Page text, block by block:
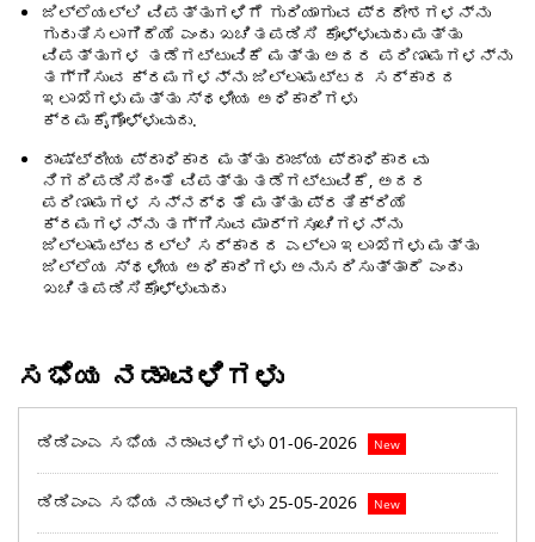
ಜಿಲ್ಲೆಯಲ್ಲಿ ವಿಪತ್ತುಗಳಿಗೆ ಗುರಿಯಾಗುವ ಪ್ರದೇಶಗಳನ್ನು
ಗುರುತಿಸಲಾಗಿದೆಯೆ ಎಂದು ಖಚಿತಪಡಿಸಿ ಕೊಳ್ಳುವುದು ಮತ್ತು
ವಿಪತ್ತುಗಳ ತಡೆಗಟ್ಟುವಿಕೆ ಮತ್ತು ಅದರ ಪರಿಣಾಮಗಳನ್ನು
ತಗ್ಗಿಸುವ ಕ್ರಮಗಳನ್ನು ಜಿಲ್ಲಾಮಟ್ಟದ ಸರ್ಕಾರದ
ಇಲಾಖೆಗಳು ಮತ್ತು ಸ್ಥಳೀಯ ಅಧಿಕಾರಿಗಳು
ಕ್ರಮಕೈಗೊಳ್ಳುವುದು.
ರಾಷ್ಟ್ರೀಯ ಪ್ರಾಧಿಕಾರ ಮತ್ತು ರಾಜ್ಯ ಪ್ರಾಧಿಕಾರವು
ನಿಗದಿಪಡಿಸಿದಂತೆ ವಿಪತ್ತು ತಡೆಗಟ್ಟುವಿಕೆ, ಅದರ
ಪರಿಣಾಮಗಳ ಸನ್ನದ್ಧತೆ ಮತ್ತು ಪ್ರತಿಕ್ರಿಯೆ
ಕ್ರಮಗಳನ್ನು ತಗ್ಗಿಸುವ ಮಾರ್ಗಸೂಚಿಗಳನ್ನು
ಜಿಲ್ಲಾಮಟ್ಟದಲ್ಲಿ ಸರ್ಕಾರದ ಎಲ್ಲಾ ಇಲಾಖೆಗಳು ಮತ್ತು
ಜಿಲ್ಲೆಯ ಸ್ಥಳೀಯ ಅಧಿಕಾರಿಗಳು ಅನುಸರಿಸುತ್ತಾರೆ ಎಂದು
ಖಚಿತಪಡಿಸಿಕೊಳ್ಳುವುದು
ಸಭೆಯ ನಡಾವಳಿಗಳು
ಡಿಡಿಎಂಎ ಸಭೆಯ ನಡಾವಳಿಗಳು 01-06-2026 New
ಡಿಡಿಎಂಎ ಸಭೆಯ ನಡಾವಳಿಗಳು 25-05-2026 New